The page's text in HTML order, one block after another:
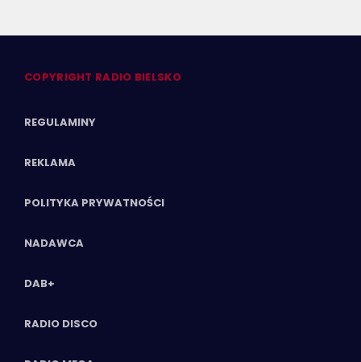
COPYRIGHT RADIO BIELSKO
REGULAMINY
REKLAMA
POLITYKA PRYWATNOŚCI
NADAWCA
DAB+
RADIO DISCO